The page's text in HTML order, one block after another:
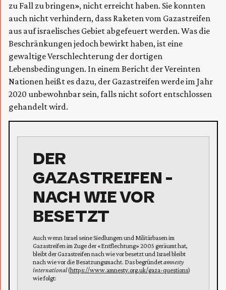
zu Fall zu bringen», nicht erreicht haben. Sie konnten
auch nicht verhindern, dass Raketen vom Gazastreifen
aus auf israelisches Gebiet abgefeuert werden. Was die
Beschränkungen jedoch bewirkt haben, ist eine
gewaltige Verschlechterung der dortigen
Lebensbedingungen. In einem Bericht der Vereinten
Nationen heißt es dazu, der Gazastreifen werde im Jahr
2020 unbewohnbar sein, falls nicht sofort entschlossen
gehandelt wird.
DER
GAZASTREIFEN –
NACH WIE VOR
BESETZT
Auch wenn Israel seine Siedlungen und Militärbasen im
Gazastreifen im Zuge der «Entflechtung» 2005 geräumt hat,
bleibt der Gazastreifen nach wie vor besetzt und Israel bleibt
nach wie vor die Besatzungsmacht. Das begründetamnesty
international(https://www.amnesty.org.uk/gaza-questions)
wie folgt: